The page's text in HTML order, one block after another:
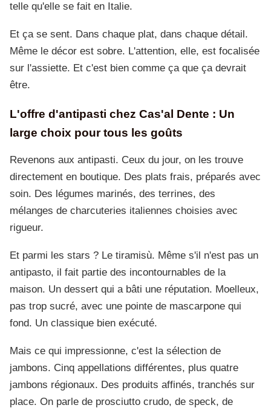
telle qu'elle se fait en Italie.
Et ça se sent. Dans chaque plat, dans chaque détail.
Même le décor est sobre. L'attention, elle, est focalisée
sur l'assiette. Et c'est bien comme ça que ça devrait
être.
L'offre d'antipasti chez Cas'al Dente : Un
large choix pour tous les goûts
Revenons aux antipasti. Ceux du jour, on les trouve
directement en boutique. Des plats frais, préparés avec
soin. Des légumes marinés, des terrines, des
mélanges de charcuteries italiennes choisies avec
rigueur.
Et parmi les stars ? Le tiramisù. Même s'il n'est pas un
antipasto, il fait partie des incontournables de la
maison. Un dessert qui a bâti une réputation. Moelleux,
pas trop sucré, avec une pointe de mascarpone qui
fond. Un classique bien exécuté.
Mais ce qui impressionne, c'est la sélection de
jambons. Cinq appellations différentes, plus quatre
jambons régionaux. Des produits affinés, tranchés sur
place. On parle de prosciutto crudo, de speck, de